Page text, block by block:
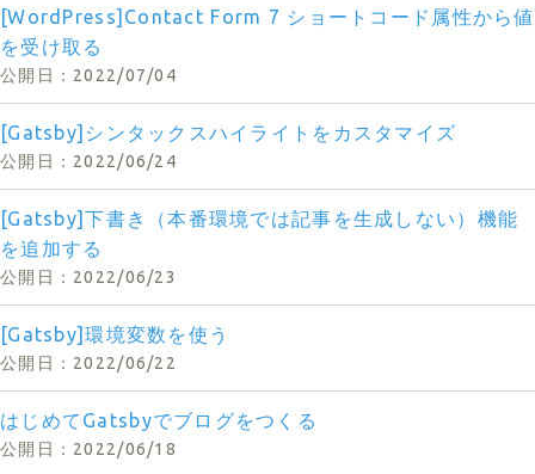
[WordPress]Contact Form 7 ショートコード属性から値
を受け取る
2022/07/04
[Gatsby]シンタックスハイライトをカスタマイズ
2022/06/24
[Gatsby]下書き（本番環境では記事を生成しない）機能
を追加する
2022/06/23
[Gatsby]環境変数を使う
2022/06/22
はじめてGatsbyでブログをつくる
2022/06/18